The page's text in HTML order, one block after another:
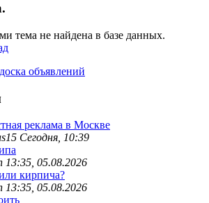
тема не найдена в базе данных.
объявлений
реклама в Москве
Сегодня, 10:39
13:35, 05.08.2026
кирпича?
13:35, 05.08.2026